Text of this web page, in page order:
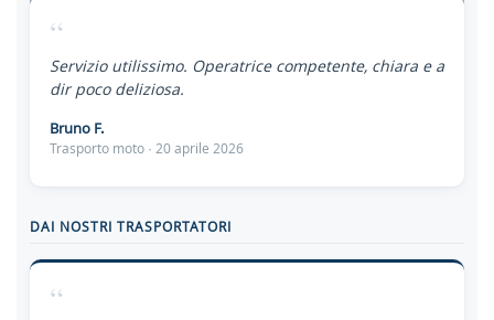
“
Servizio utilissimo. Operatrice competente, chiara e a
dir poco deliziosa.
Bruno F.
Trasporto moto · 20 aprile 2026
DAI NOSTRI TRASPORTATORI
“